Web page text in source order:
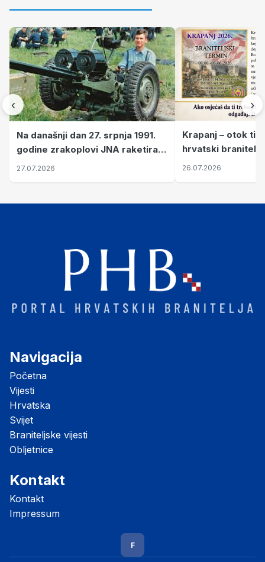
‹
Na današnji dan 27. srpnja 1991.
godine zrakoplovi JNA raketirali
su vojarnu i obučni centar "Nikola
27.07.2026
Krapanj – otok
hrvatski branitelji
pronalaze mir
26.07.2026
›
Navigacija
Početna
Vijesti
Hrvatska
Svijet
Braniteljske vijesti
Obljetnice
Kontakt
Kontakt
Impressum
F